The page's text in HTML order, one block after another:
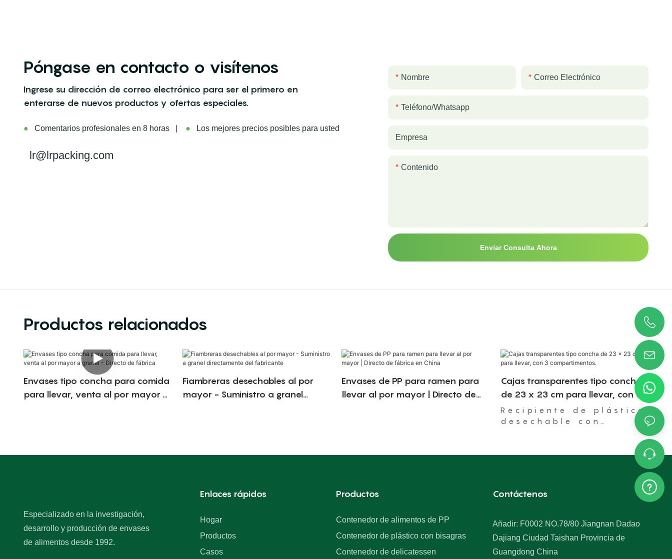
Póngase en contacto o visítenos
Ingrese su dirección de correo electrónico para ser el primero en
enterarse de nuevos productos y ofertas especiales.
● Comentarios profesionales en 8 horas | ● Los mejores precios posibles para usted
lr@lrpacking.com
Nombre Correo Electrónico
Teléfono/whatsapp
Empresa
Contenido
Enviar Consulta Ahora
Productos relacionados
Envases tipo concha para comida
para llevar, venta al por mayor a
Fiambreras desechables al por
mayor - Suministro a granel
Envases de PP para ramen para
llevar al por mayor | Directo de
Cajas transparentes tipo concha
de 23 x 23 cm para llevar, con 3
compartimentos.
Recipiente de plástico
desechable con
Especializado en la investigación,
desarrollo y producción de envases
de alimentos desde 1992.
Enlaces rápidos
Hogar
Productos
Casos
Productos
Contenedor de alimentos de PP
Contenedor de plástico con bisagras
Contenedor de delicatessen
Contáctenos
Añadir: F0002 NO.78/80 Jiangnan Dadao
Dajiang Ciudad Taishan Provincia de
Guangdong China